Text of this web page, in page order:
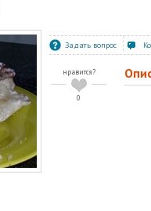
Задать вопрос
нравится?
0